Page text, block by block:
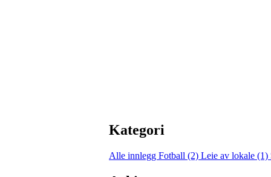
Kategori
Alle innlegg Fotball (2) Leie av lokale (1)